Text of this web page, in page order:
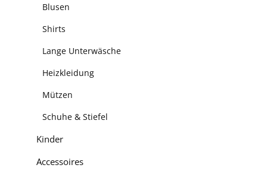
Blusen
Shirts
Lange Unterwäsche
Heizkleidung
Mützen
Schuhe & Stiefel
Kinder
Accessoires